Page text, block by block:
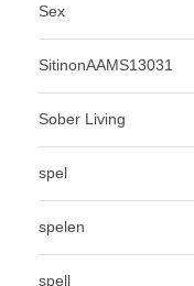
Sex
SitinonAAMS13031
Sober Living
spel
spelen
spell